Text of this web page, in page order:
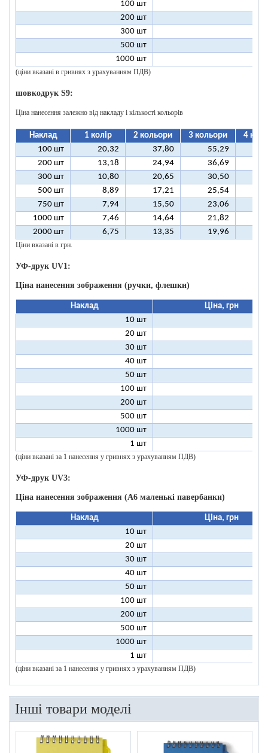
100 шт
200 шт
300 шт
500 шт
1000 шт
(ціни вказані в гривнях з урахуванням ПДВ)
шовкодрук S9:
Ціна нанесення залежно від накладу і кількості кольорів
Наклад 1 колір 2 кольори 3 кольори
4
100 шт
20,32 37,80 55,29
200 шт
13,18 24,94 36,69
300 шт
10,80 20,65 30,50
500 шт
8,89 17,21 25,54
750 шт
7,94 15,50 23,06
1000 шт
7,46 14,64 21,82
2000 шт
6,75 13,35 19,96
Ціни вказані в грн.
УФ-друк UV1:
Ціна нанесення зображення (ручки, флешки)
Наклад
Ціна, грн
10 шт
20 шт
30 шт
40 шт
50 шт
100 шт
200 шт
500 шт
1000 шт
1 шт
(ціни вказані за 1 нанесення у гривнях з урахуванням ПДВ)
УФ-друк UV3:
Ціна нанесення зображення (А6 маленькі павербанки)
Наклад
Ціна, грн
10 шт
20 шт
30 шт
40 шт
50 шт
100 шт
200 шт
500 шт
1000 шт
1 шт
(ціни вказані за 1 нанесення у гривнях з урахуванням ПДВ)
Інші товари моделі